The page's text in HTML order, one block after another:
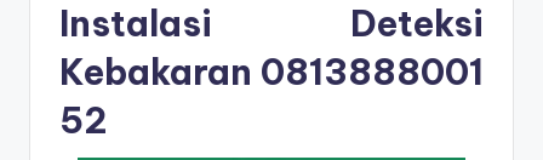
Instalasi Deteksi
Kebakaran 0813888001
52